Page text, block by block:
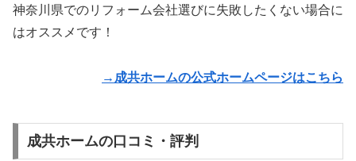
神奈川県でのリフォーム会社選びに失敗したくない場合に
はオススメです！
→成共ホームの公式ホームページはこちら
成共ホームの口コミ・評判